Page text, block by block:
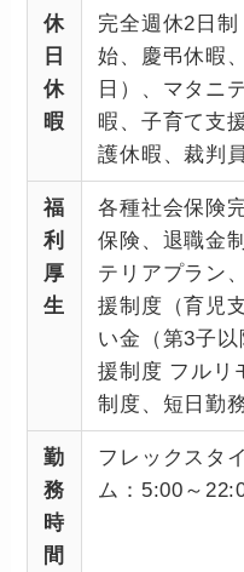
休
日
休
暇
完全週休2日
始、慶弔休暇
日）、マタニ
暇、子育て支
護休暇、裁判
福
利
厚
生
各種社会保険
保険、退職金
テリアプラン
援制度（育児
い金（第3子
援制度 フルリ
制度、短日勤
勤
務
時
間
フレックスタ
ム：5:00～